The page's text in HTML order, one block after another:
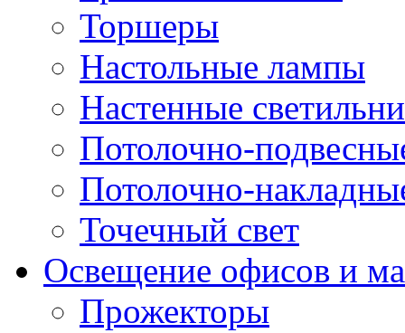
Торшеры
Настольные лампы
Настенные
Потолочно-
Потолочно-
Точечный свет
Освещение офисов и
Прожекторы